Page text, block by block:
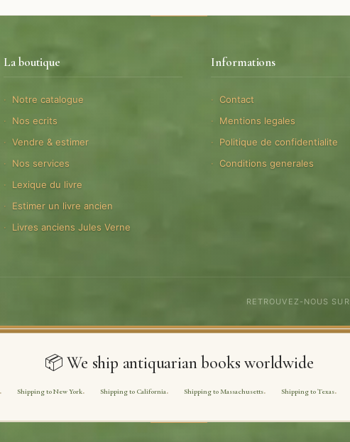
La boutique
Notre catalogue
Nos ecrits
Vendre & estimer
Nos services
Lexique du livre
Estimer un livre ancien
Livres anciens Jules Verne
Informations
Contact
Mentions legales
Politique de confidentialite
Conditions generales
RETROUVEZ-NOUS SUR
📦 We ship antiquarian books worldwide
Shipping to New York Shipping to California Shipping to Massachusetts Shipping to Texas